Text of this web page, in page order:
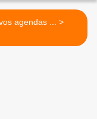
A vos agendas ... >